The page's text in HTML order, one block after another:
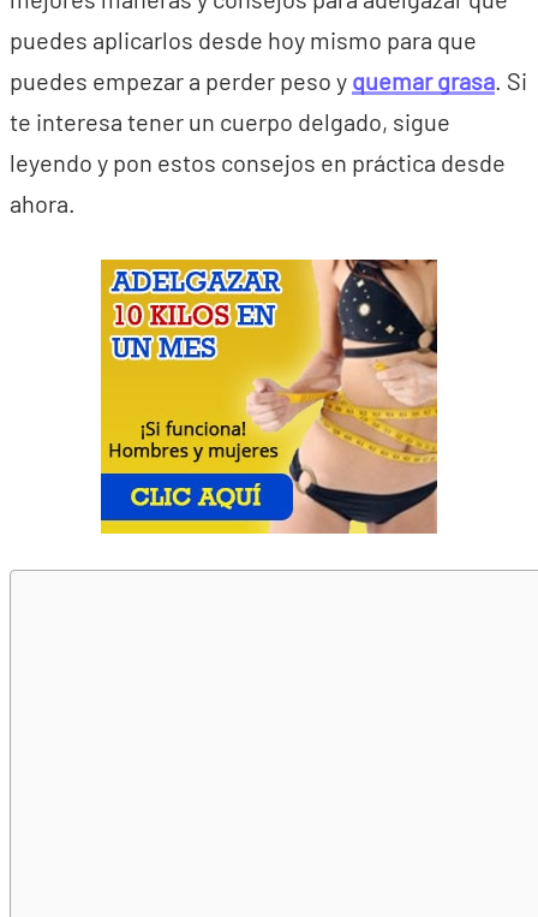
puedes aplicarlos desde hoy mismo para que
puedes empezar a perder peso y quemar grasa. Si
te interesa tener un cuerpo delgado, sigue
leyendo y pon estos consejos en práctica desde
ahora.